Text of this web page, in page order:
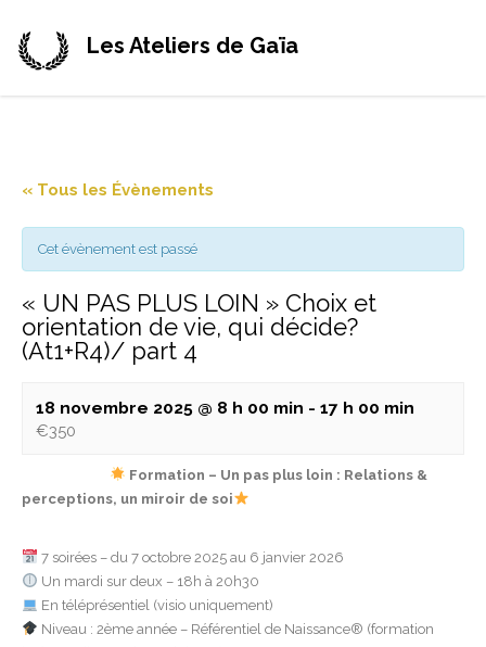
Les Ateliers de Gaïa
« Tous les Évènements
Cet évènement est passé
« UN PAS PLUS LOIN » Choix et
orientation de vie, qui décide?
(At1+R4)/ part 4
18 novembre 2025 @ 8 h 00 min - 17 h 00 min
€350
Formation – Un pas plus loin : Relations &
perceptions, un miroir de soi
7 soirées – du 7 octobre 2025 au 6 janvier 2026
Un mardi sur deux – 18h à 20h30
En téléprésentiel (visio uniquement)
Niveau : 2ème année – Référentiel de Naissance® (formation